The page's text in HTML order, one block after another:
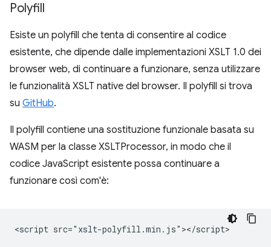
Polyfill
Esiste un polyfill che tenta di consentire al codice
esistente, che dipende dalle implementazioni XSLT 1.0 dei
browser web, di continuare a funzionare, senza utilizzare
le funzionalità XSLT native del browser. Il polyfill si trova
su GitHub.
Il polyfill contiene una sostituzione funzionale basata su
WASM per la classe XSLTProcessor, in modo che il
codice JavaScript esistente possa continuare a
funzionare così com'è:
<script src="xslt-polyfill.min.js"></script>